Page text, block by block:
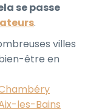
se passe
.
villes
être en
les-Bains